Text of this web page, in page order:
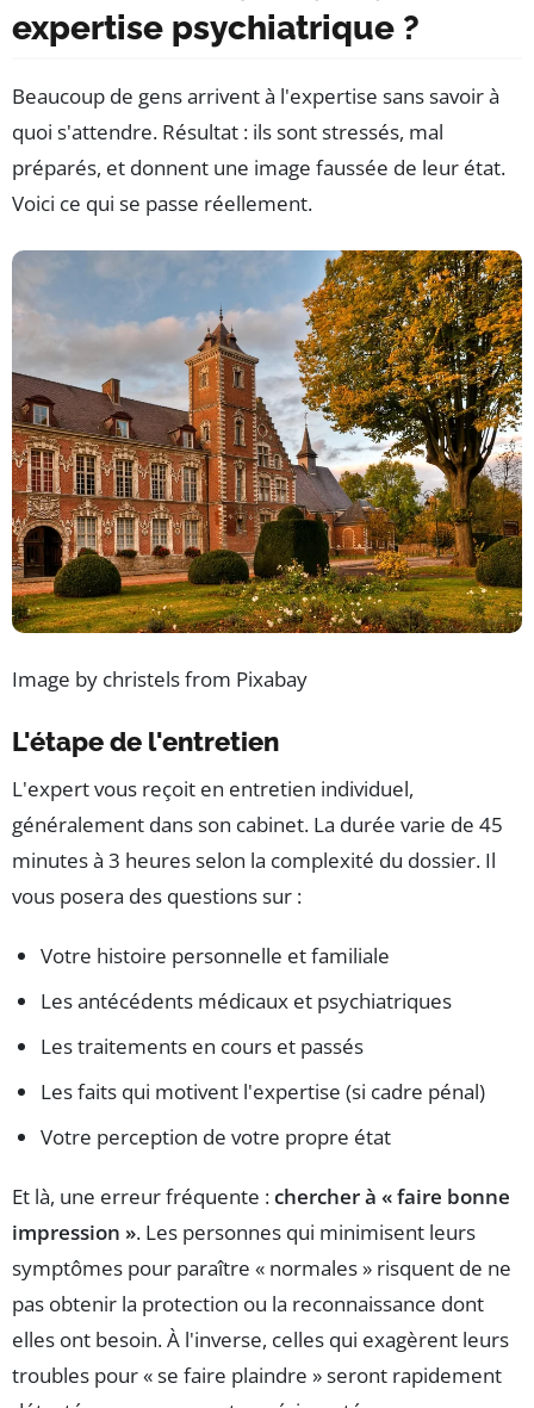
expertise psychiatrique ?
Beaucoup de gens arrivent à l'expertise sans savoir à
quoi s'attendre. Résultat : ils sont stressés, mal
préparés, et donnent une image faussée de leur état.
Voici ce qui se passe réellement.
Image by christels from Pixabay
L'étape de l'entretien
L'expert vous reçoit en entretien individuel,
généralement dans son cabinet. La durée varie de 45
minutes à 3 heures selon la complexité du dossier. Il
vous posera des questions sur :
Votre histoire personnelle et familiale
Les antécédents médicaux et psychiatriques
Les traitements en cours et passés
Les faits qui motivent l'expertise (si cadre pénal)
Votre perception de votre propre état
Et là, une erreur fréquente :chercher à « faire bonne
impression ». Les personnes qui minimisent leurs
symptômes pour paraître « normales » risquent de ne
pas obtenir la protection ou la reconnaissance dont
elles ont besoin. À l'inverse, celles qui exagèrent leurs
troubles pour « se faire plaindre » seront rapidement